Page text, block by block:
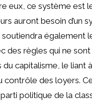
eux, ce système est
auront besoin d’un
soutiendra également
des règles qui ne
du capitalisme, le liant
contrôle des loyers.
politique de la